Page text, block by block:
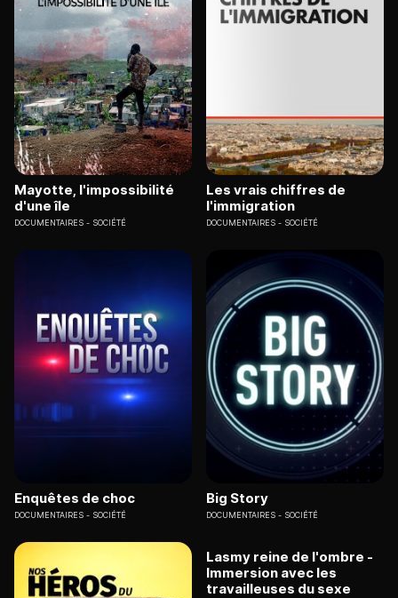
Mayotte, l'impossibilité
d'une île
DOCUMENTAIRES SOCIÉTÉ
Les vrais chiffres de
l'immigration
DOCUMENTAIRES SOCIÉTÉ
Enquêtes de choc
DOCUMENTAIRES SOCIÉTÉ
Big Story
DOCUMENTAIRES SOCIÉTÉ
Lasmy reine de l'ombre -
Immersion avec les
travailleuses du sexe